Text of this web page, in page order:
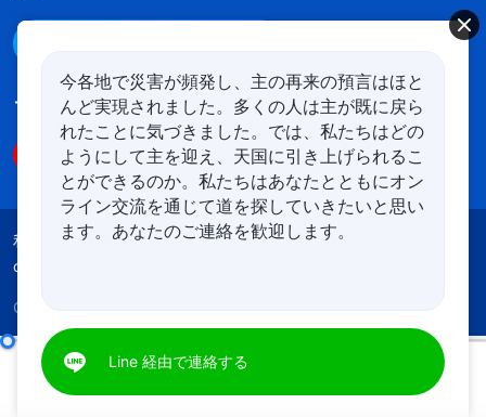
フォローする
利用規約 プライバシーポリシー
クレジット
cookies
Copyright © 2026
今各地で災害が頻発し、主の再来の預言はほと
んど実現されました。多くの人は主が既に戻ら
れたことに気づきました。では、私たちはどの
ようにして主を迎え、天国に引き上げられるこ
とができるのか。私たちはあなたとともにオン
ライン交流を通じて道を探していきたいと思い
ます。あなたのご連絡を歓迎します。
Line 経由で連絡する
日々の神の御言葉: 神を知る | 抜粋 183